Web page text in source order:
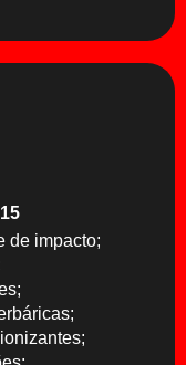
de impacto;